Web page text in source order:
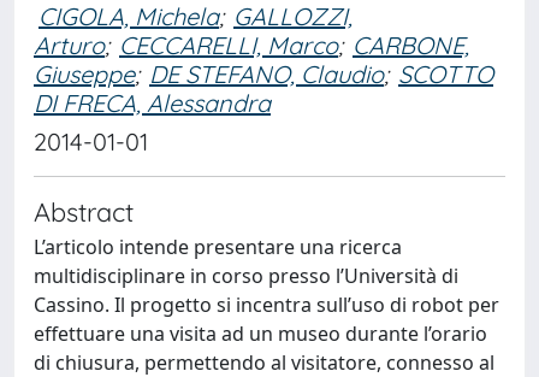
CIGOLA, Michela; GALLOZZI,
Arturo; CECCARELLI, Marco; CARBONE,
Giuseppe; DE STEFANO, Claudio; SCOTTO
DI FRECA, Alessandra
2014-01-01
Abstract
L’articolo intende presentare una ricerca
multidisciplinare in corso presso l’Università di
Cassino. Il progetto si incentra sull’uso di robot per
effettuare una visita ad un museo durante l’orario
di chiusura, permettendo al visitatore, connesso al